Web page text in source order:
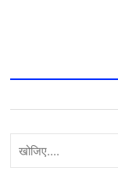
खोजें